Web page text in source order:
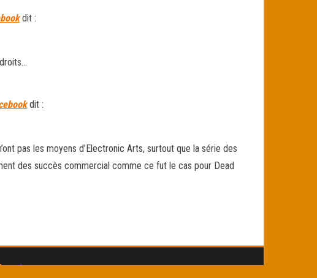
dit :
dit :
pas les moyens d’Electronic Arts, surtout que la série des
des succès commercial comme ce fut le cas pour Dead